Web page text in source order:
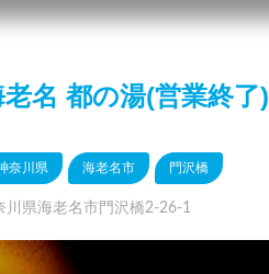
老名 都の湯(営業終了)
奈川県 海老名市 門沢橋
川県海老名市門沢橋2-26-1